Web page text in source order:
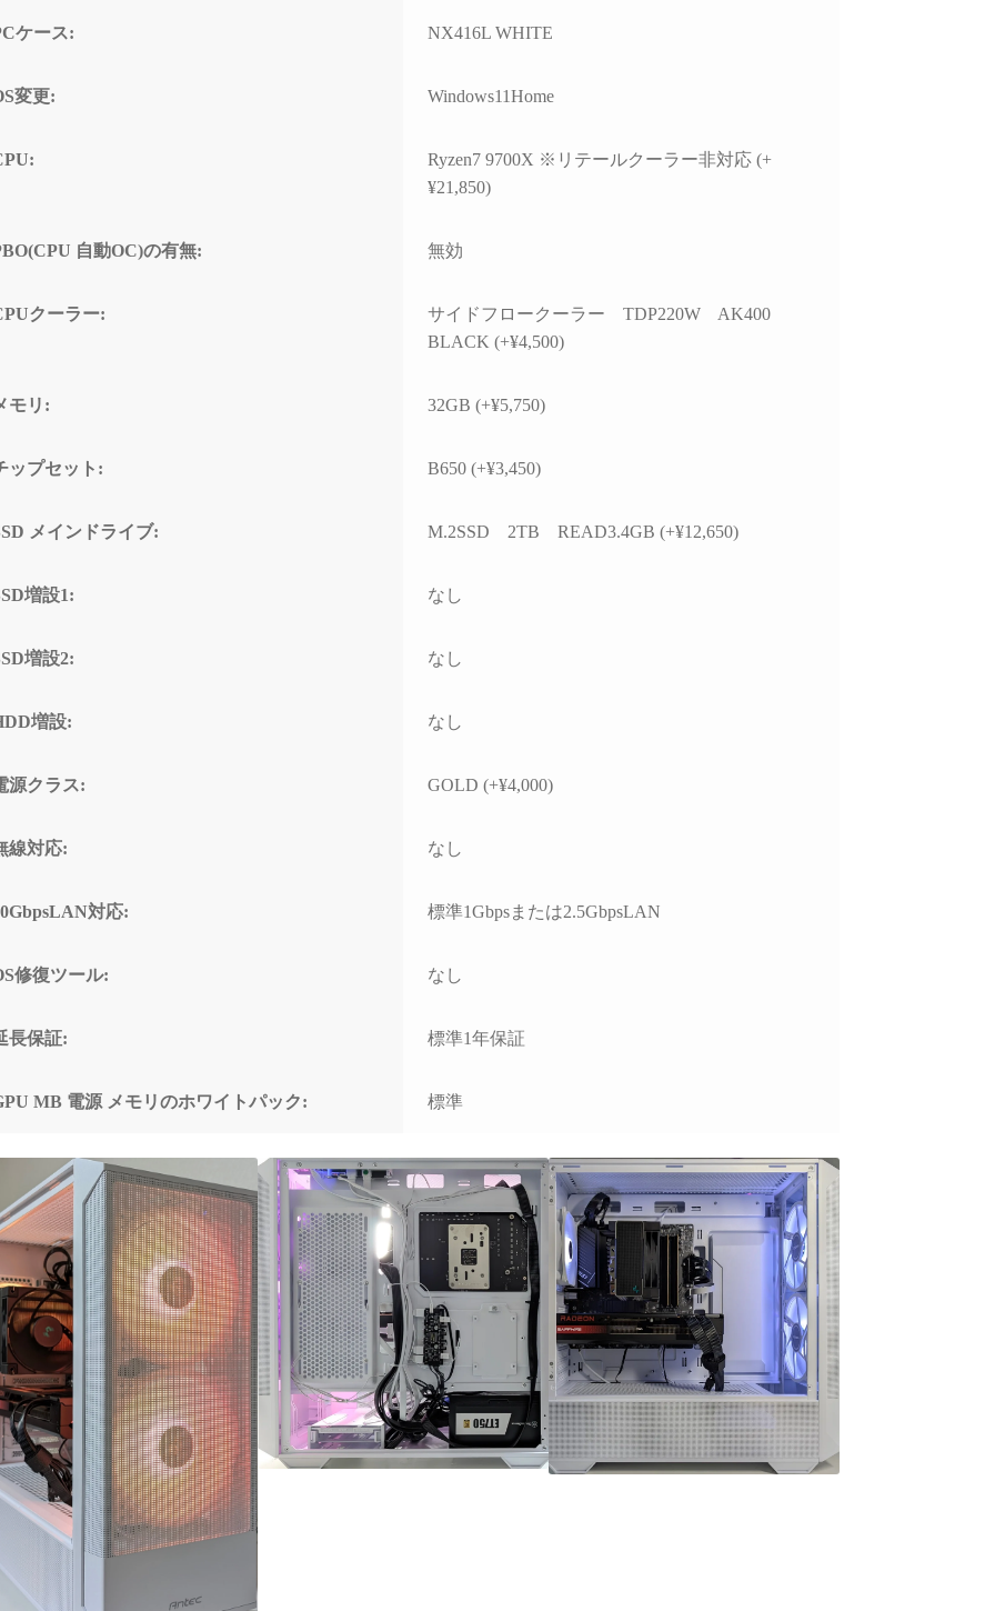
ケース: NX416L WHITE
変更: Windows11Home
Ryzen7 9700X ※リテールクーラー非対応 (+
¥21,850)
自動OC)の有無: 無効
クーラー:
サイドフロークーラー TDP220W AK400
BLACK (+¥4,500)
モリ: 32GB (+¥5,750)
ップセット: B650 (+¥3,450)
メインドライブ: M.2SSD 2TB READ3.4GB (+¥12,650)
増設1: なし
増設2: なし
増設: なし
源クラス: GOLD (+¥4,000)
線対応: なし
対応: 標準1Gbpsまたは2.5GbpsLAN
修復ツール: なし
長保証: 標準1年保証
MB 電源 メモリのホワイトパック: 標準